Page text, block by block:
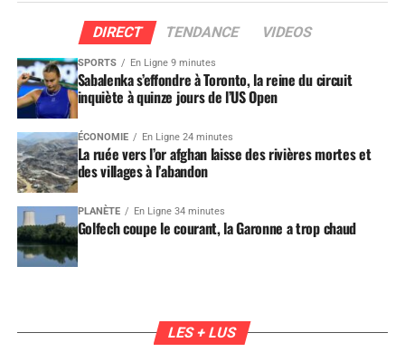
DIRECT TENDANCE VIDEOS
SPORTS En Ligne 9 minutes
Sabalenka s’effondre à Toronto, la reine du circuit
inquiète à quinze jours de l’US Open
ÉCONOMIE En Ligne 24 minutes
La ruée vers l’or afghan laisse des rivières mortes et
des villages à l’abandon
PLANÈTE En Ligne 34 minutes
Golfech coupe le courant, la Garonne a trop chaud
LES + LUS